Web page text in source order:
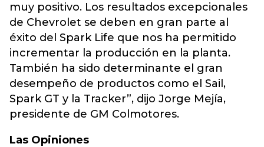
muy positivo. Los resultados excepcionales
de Chevrolet se deben en gran parte al
éxito del Spark Life que nos ha permitido
incrementar la producción en la planta.
También ha sido determinante el gran
desempeño de productos como el Sail,
Spark GT y la Tracker”, dijo Jorge Mejía,
presidente de GM Colmotores.
Las Opiniones